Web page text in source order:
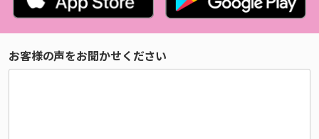
お客様の声をお聞かせください